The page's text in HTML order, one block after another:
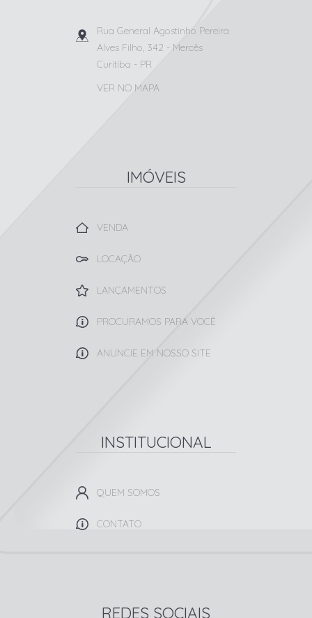
Rua General Agostinho Pereira
Alves Filho, 342 - Mercês
Curitiba - PR
VER NO MAPA
IMÓVEIS
VENDA
LOCAÇÃO
LANÇAMENTOS
PROCURAMOS PARA VOCÊ
ANUNCIE EM NOSSO SITE
INSTITUCIONAL
QUEM SOMOS
CONTATO
REDES SOCIAIS